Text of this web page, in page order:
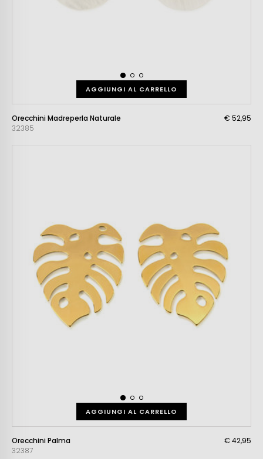
AGGIUNGI AL CARRELLO
Orecchini Madreperla Naturale
32385
€ 52,95
AGGIUNGI AL CARRELLO
Orecchini Palma
32387
€ 42,95